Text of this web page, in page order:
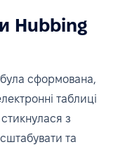
Hubbing
сформована,
таблиці
з
та